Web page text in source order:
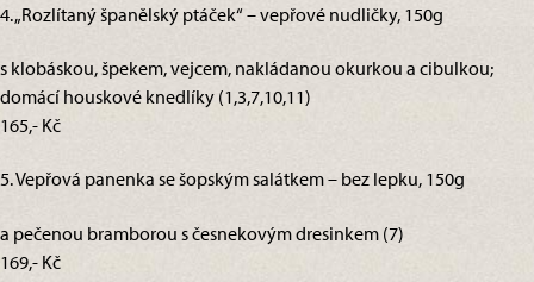
4. „Rozlítaný španělský ptáček“ – vepřové nudličky, 150g
s klobáskou, špekem, vejcem, nakládanou okurkou a cibulkou;
domácí houskové knedlíky (1,3,7,10,11)
165,- Kč
5. Vepřová panenka se šopským salátkem – bez lepku, 150g
a pečenou bramborou s česnekovým dresinkem (7)
169,- Kč